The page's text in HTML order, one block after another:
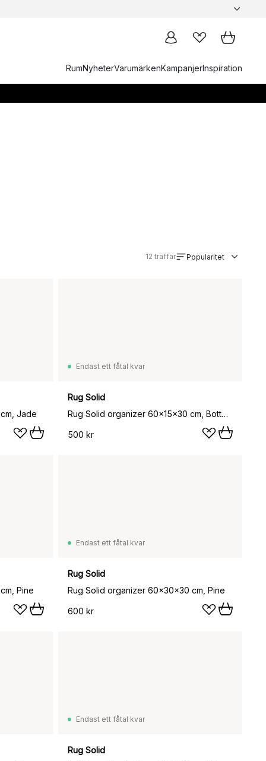
RumNyheterVarumärkenKampanjerInspiration
12 träffar Popularitet
Jade
Endast ett fåtal kvar
Rug Solid
Rug Solid organizer 60x15x30 cm, Bottega
500 kr
Pine
Endast ett fåtal kvar
Rug Solid
Rug Solid organizer 60x30x30 cm, Pine
600 kr
Endast ett fåtal kvar
Rug Solid